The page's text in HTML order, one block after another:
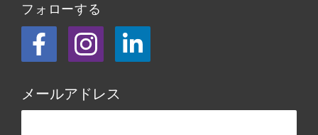
フォローする
フェイスブック
Instagram
LinkedIn
メールアドレス